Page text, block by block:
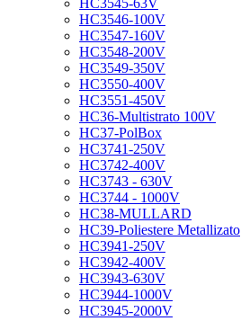
HC3545-63V
HC3546-100V
HC3547-160V
HC3548-200V
HC3549-350V
HC3550-400V
HC3551-450V
HC36-Multistrato 100V
HC37-PolBox
HC3741-250V
HC3742-400V
HC3743 - 630V
HC3744 - 1000V
HC38-MULLARD
HC39-Poliestere Metallizato
HC3941-250V
HC3942-400V
HC3943-630V
HC3944-1000V
HC3945-2000V